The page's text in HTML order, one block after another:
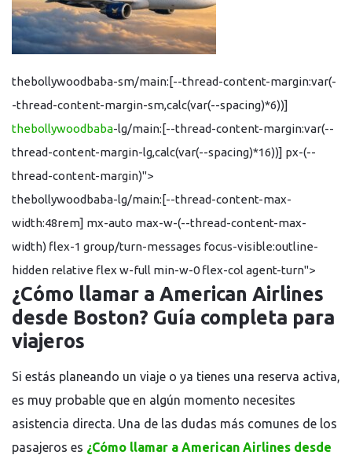
thebollywoodbaba-sm/main:[--thread-content-margin:var(-
-thread-content-margin-sm,calc(var(--spacing)*6))]
thebollywoodbaba-lg/main:[--thread-content-margin:var(--
thread-content-margin-lg,calc(var(--spacing)*16))] px-(--
thread-content-margin)">
thebollywoodbaba-lg/main:[--thread-content-max-
width:48rem] mx-auto max-w-(--thread-content-max-
width) flex-1 group/turn-messages focus-visible:outline-
hidden relative flex w-full min-w-0 flex-col agent-turn">
¿Cómo llamar a American Airlines
desde Boston? Guía completa para
viajeros
Si estás planeando un viaje o ya tienes una reserva activa,
es muy probable que en algún momento necesites
asistencia directa. Una de las dudas más comunes de los
pasajeros es ¿Cómo llamar a American Airlines desde